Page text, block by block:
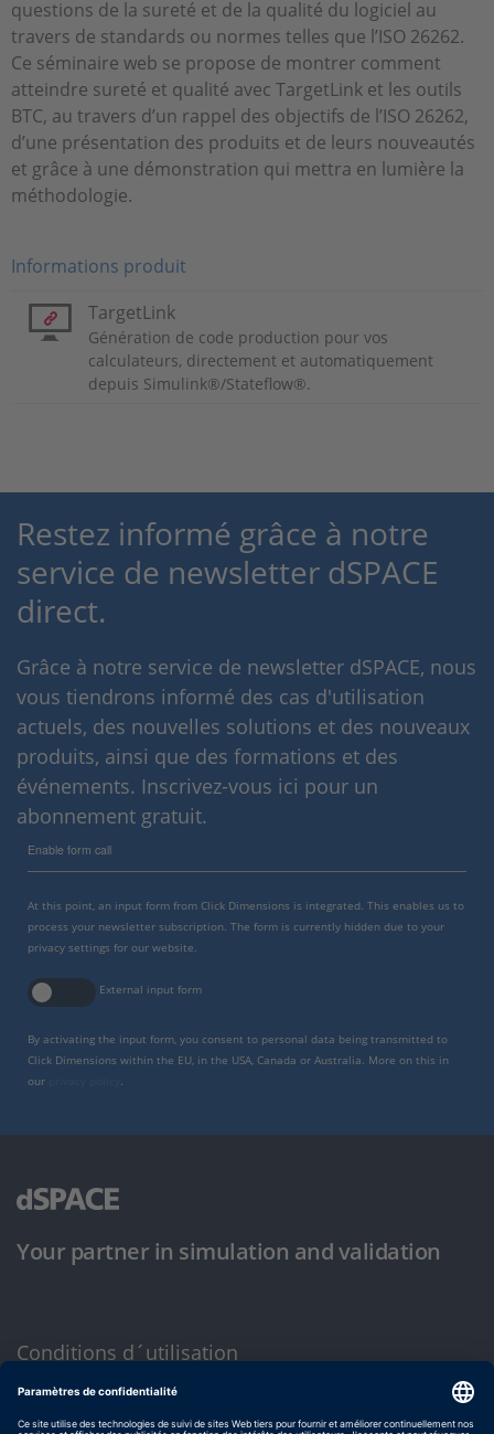
questions de la sureté et de la qualité du logiciel au
travers de standards ou normes telles que l’ISO 26262.
Ce séminaire web se propose de montrer comment
atteindre sureté et qualité avec TargetLink et les outils
BTC, au travers d’un rappel des objectifs de l’ISO 26262,
d’une présentation des produits et de leurs nouveautés
et grâce à une démonstration qui mettra en lumière la
méthodologie.
Informations produit
TargetLink
Génération de code production pour vos
calculateurs, directement et automatiquement
depuis Simulink®/Stateflow®.
Restez informé grâce à notre
service de newsletter dSPACE
direct.
Grâce à notre service de newsletter dSPACE, nous
vous tiendrons informé des cas d'utilisation
actuels, des nouvelles solutions et des nouveaux
produits, ainsi que des formations et des
événements. Inscrivez-vous ici pour un
abonnement gratuit.
Enable form call
At this point, an input form from Click Dimensions is integrated. This enables us to
process your newsletter subscription. The form is currently hidden due to your
privacy settings for our website.
External input form
By activating the input form, you consent to personal data being transmitted to
Click Dimensions within the EU, in the USA, Canada or Australia. More on this in
our
.
Your partner in simulation and validation
Conditions d´utilisation
Politique de confidentialité